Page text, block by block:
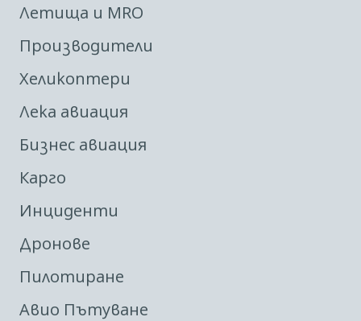
Летища и MRO
Производители
Хеликоптери
Лека авиация
Бизнес авиация
Карго
Инциденти
Дронове
Пилотиране
Авио Пътуване